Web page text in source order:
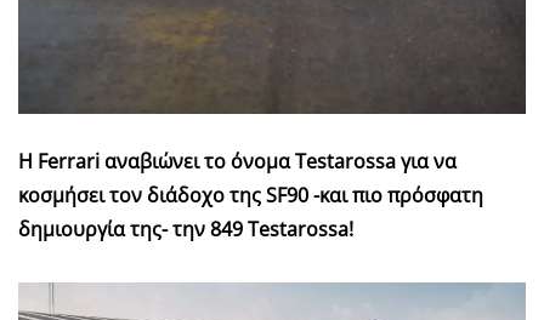
Η Ferrari αναβιώνει το όνομα Testarossa για να
κοσμήσει τον διάδοχο της SF90 -και πιο πρόσφατη
δημιουργία της- την 849 Testarossa!